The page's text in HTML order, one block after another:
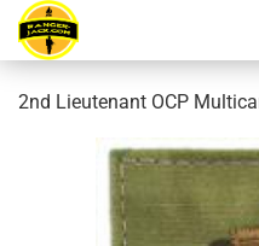
2nd Lieutenant OCP